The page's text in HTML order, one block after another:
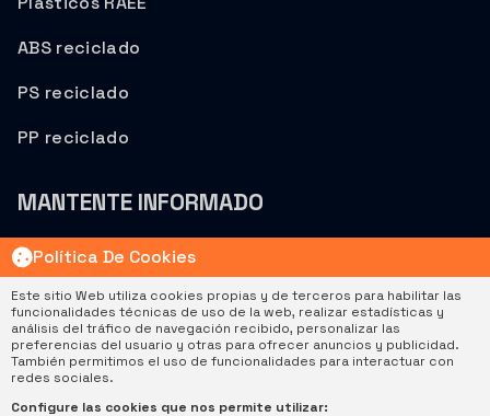
ABS reciclado
PS reciclado
PP reciclado
MANTENTE INFORMADO
© 2026 Sostenplas. Todos los derechos reservados.
| Política De Privacidad|CookiesPolítica De Gestión
Política De Cookies
Este sitio Web utiliza cookies propias y de terceros para habilitar las
funcionalidades técnicas de uso de la web, realizar estadísticas y
análisis del tráfico de navegación recibido, personalizar las
preferencias del usuario y otras para ofrecer anuncios y publicidad.
También permitimos el uso de funcionalidades para interactuar con
redes sociales.
Configure las cookies que nos permite utilizar: